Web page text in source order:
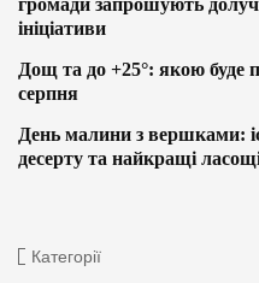
ініціативи
Дощ та до +25°: якою буде
серпня
День малини з вершками:
десерту та найкращі
Категорії